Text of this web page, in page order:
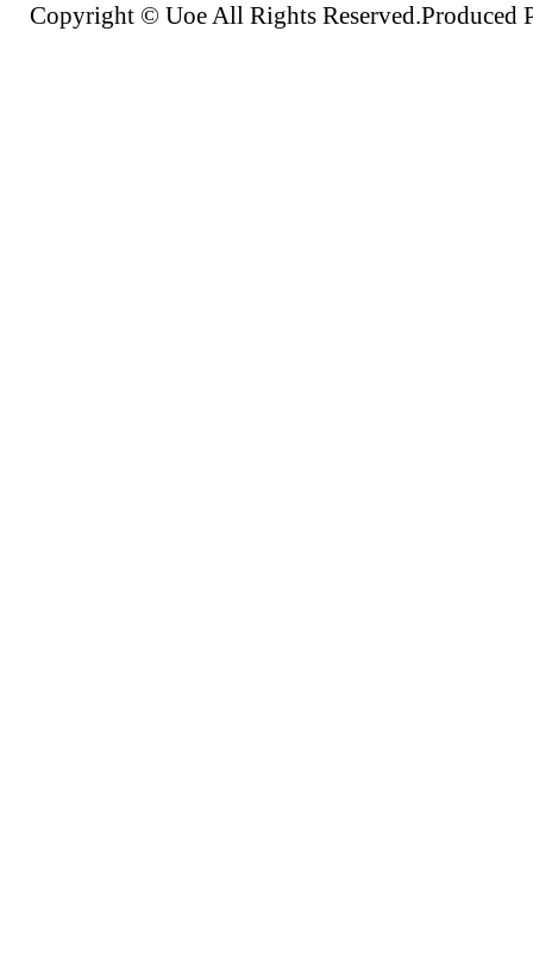
Copyright © Uoe All Rights Reserved.Produced